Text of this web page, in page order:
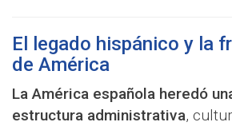
El legado hispánico y la
de América
La América española heredó
estructura administrativa,